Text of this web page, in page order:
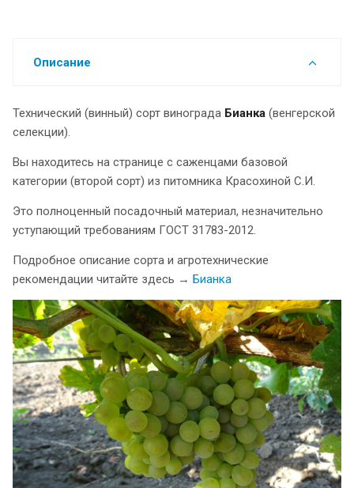
Описание
Технический (винный) сорт винограда Бианка (венгерской
селекции).
Вы находитесь на странице с саженцами базовой
категории (второй сорт) из питомника Красохиной С.И.
Это полноценный посадочный материал, незначительно
уступающий требованиям ГОСТ 31783-2012.
Подробное описание сорта и агротехнические
рекомендации читайте здесь → Бианка